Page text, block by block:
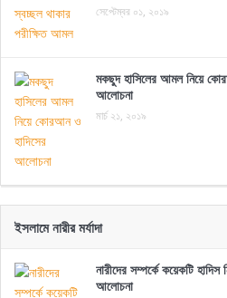
সেপ্টেম্বর ০১, ২০১৯
মকছুদ হাসিলের আমল নিয়ে
আলোচনা
মার্চ ২১, ২০১৯
ইসলামে নারীর মর্যাদা
নারীদের সম্পর্কে কয়েকটি
আলোচনা